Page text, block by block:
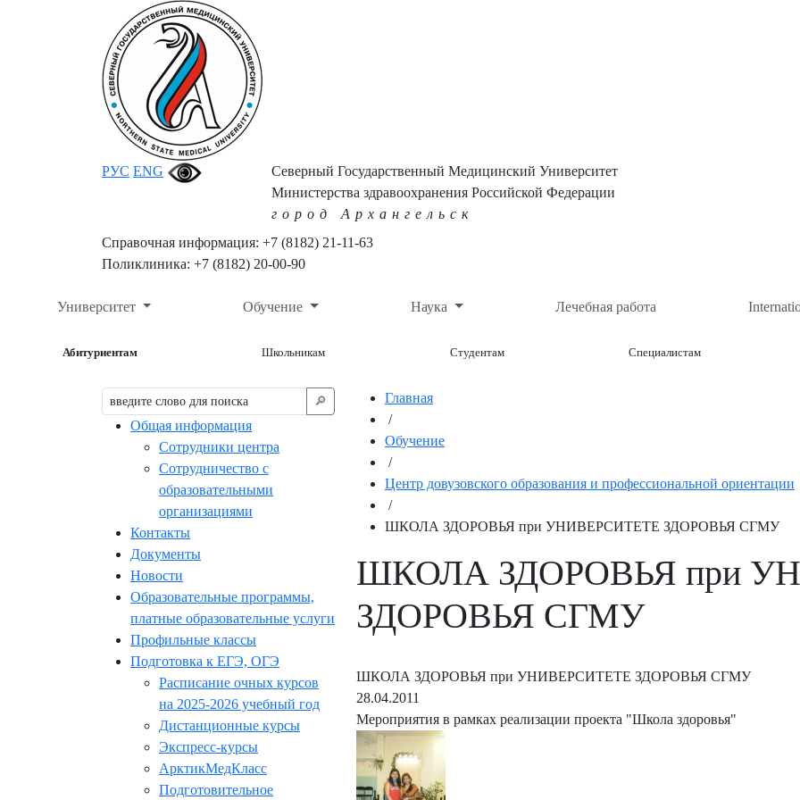
РУС ENG
Северный Государственный Медицинский Университет
Министерства здравоохранения Российской Федерации
город Архангельск
Справочная информация: +7 (8182) 21-11-63
Поликлиника: +7 (8182) 20-00-90
Университет Обучение Наука Лечебная работа
Абитуриентам Школьникам Студентам Специалистам
🔎︎
Общая информация
Сотрудники центра
Сотрудничество с
образовательными
организациями
Контакты
Документы
Новости
Образовательные программы,
платные образовательные услуги
Профильные классы
Подготовка к ЕГЭ, ОГЭ
Расписание очных курсов
на 2025-2026 учебный год
Дистанционные курсы
Экспресс-курсы
АрктикМедКласс
Подготовительное
Главная
/
Обучение
/
Центр довузовского образования и профессиональной ориентации
/
ШКОЛА ЗДОРОВЬЯ при УНИВЕРСИТЕТЕ ЗДОРОВЬЯ СГМУ
ШКОЛА ЗДОРОВЬЯ при
ЗДОРОВЬЯ СГМУ
ШКОЛА ЗДОРОВЬЯ при УНИВЕРСИТЕТЕ ЗДОРОВЬЯ СГМУ
28.04.2011
Мероприятия в рамках реализации проекта "Школа здоровья"